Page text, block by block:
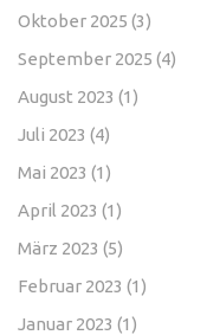
Oktober 2025 (3)
September 2025 (4)
August 2023 (1)
Juli 2023 (4)
Mai 2023 (1)
April 2023 (1)
März 2023 (5)
Februar 2023 (1)
Januar 2023 (1)